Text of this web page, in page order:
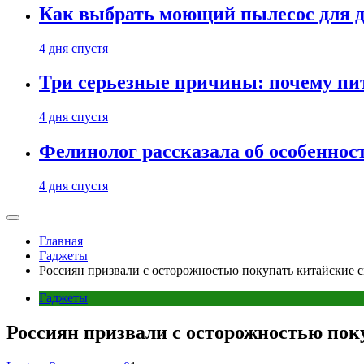
Как выбрать моющий пылесос для
4 дня спустя
Три серьезные причины: почему
4 дня спустя
Фелинолог рассказала об
4 дня спустя
Главная
Гаджеты
Россиян призвали с осторожностью покупать китайские
Гаджеты
Россиян призвали с осторожностью